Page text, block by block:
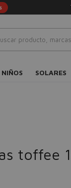
SOLARES
toffee